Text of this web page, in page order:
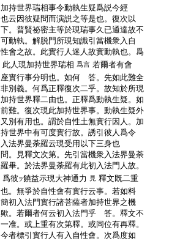
加持世界瑞相事令動執生疑爲説今經
也云因彼疑問而演説之等是也。復次以
下。普賢祕密主等於現瑞事久已通達故不
可動執。解脱門所現知識引當機衆入自
性會之故。此實行人迷人故實動執也。爲
此人現加持世界瑞相 爲言 若爾者有會
座實行事分明也。如何 答。先如此難全
非別義。何爲正釋復次二乎。故知於所現
加持世界釋二由也。正釋爲動執生疑。如
前難。復次現此加持世界事。動執生疑外
又別有用也。謂於自性土無實行因人。加
持世界中有可度實行故。誘引彼人爲令
入法界曼荼羅云現受用以下三身也
問。見釋文次第。先引當機衆入法界曼荼
羅畢。於法界曼荼羅有此初入法門人故。
爲彼 ヲ饒益示現大神通力 見 釋文既二重
也。無爭於自性會有實行云事。若如料
簡初入法門實行諸菩薩者加持世界之機
歟。若爾者何云初入法門乎 答。釋文不
一准。或上重有次第釋。或同位有再釋。
今者標引實行人有入自性會。次爲度如